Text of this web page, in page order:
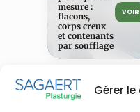
Gérer
mesure :
flacons,
corps creux
et contenants
par soufflage
VOIR